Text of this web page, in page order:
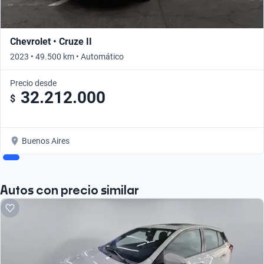
Chevrolet • Cruze II
2023 • 49.500 km • Automático
Precio desde
$ 32.212.000
Buenos Aires
Autos con precio similar